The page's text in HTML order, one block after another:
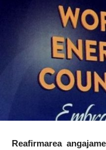
Reafirmarea